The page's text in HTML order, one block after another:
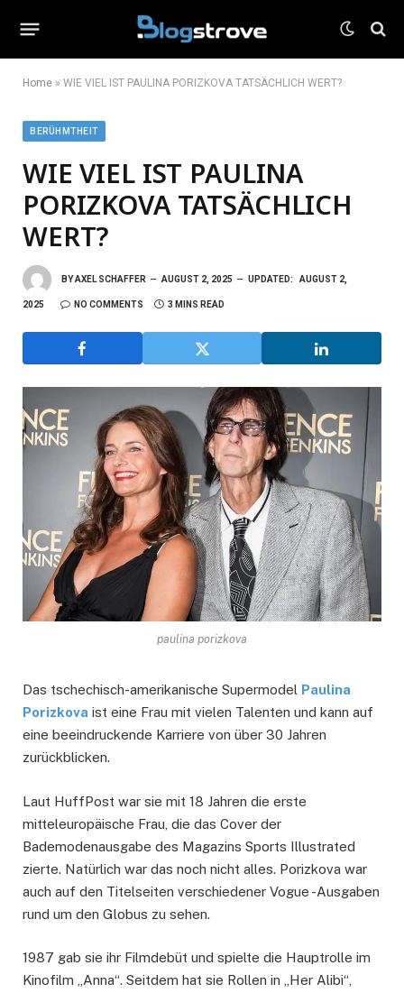
Home » WIE VIEL IST PAULINA PORIZKOVA TATSÄCHLICH WERT?
BERÜHMTHEIT
WIE VIEL IST PAULINA
PORIZKOVA TATSÄCHLICH
WERT?
BYAXEL SCHAFFER AUGUST 2, 2025 UPDATED: AUGUST 2,
2025 NO COMMENTS 3 MINS READ
paulina porizkova
Das tschechisch-amerikanische Supermodel Paulina
Porizkova ist eine Frau mit vielen Talenten und kann auf
eine beeindruckende Karriere von über 30 Jahren
zurückblicken.
Laut HuffPost war sie mit 18 Jahren die erste
mitteleuropäische Frau, die das Cover der
Bademodenausgabe des Magazins Sports Illustrated
zierte. Natürlich war das noch nicht alles. Porizkova war
auch auf den Titelseiten verschiedener Vogue -Ausgaben
rund um den Globus zu sehen.
1987 gab sie ihr Filmdebüt und spielte die Hauptrolle im
Kinofilm „Anna“. Seitdem hat sie Rollen in „Her Alibi“,